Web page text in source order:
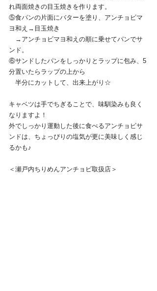
れ両面焼きの目玉焼きを作ります。
⑤食パンの片面にバターを塗り、アンチョビマ
ヨ和え→目玉焼き
→アンチョビマヨ和えの順に乗せてパンでサ
ンド。
⑥サンドしたパンをしっかりとラップに包み、5
分置いたらラップの上から
半分にカットして、出来上がり☆
キャベツは手でちぎることで、味馴染みも良く
なりますよ！
外でしっかり運動した後に食べるアンチョビサ
ンドは、ちょっぴりの塩気が更に美味しく感じ
るかも♪
＜瀬戸内ちりめんアンチョビ取扱店＞